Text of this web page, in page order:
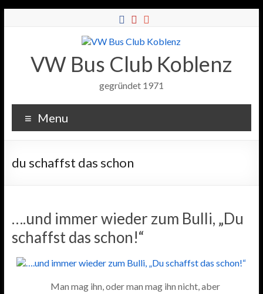
VW Bus Club Koblenz
gegründet 1971
Menu
du schaffst das schon
….und immer wieder zum Bulli, „Du
schaffst das schon!“
Man mag ihn, oder man mag ihn nicht, aber